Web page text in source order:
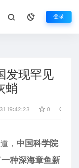
登录
发现罕见
蛸
19:42:23 0
， 中国科学院
种深海章鱼新